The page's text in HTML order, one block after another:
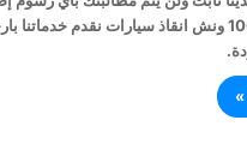
نمتلك اكثر من 100 ونش انقاذ سيارات نقدم
»